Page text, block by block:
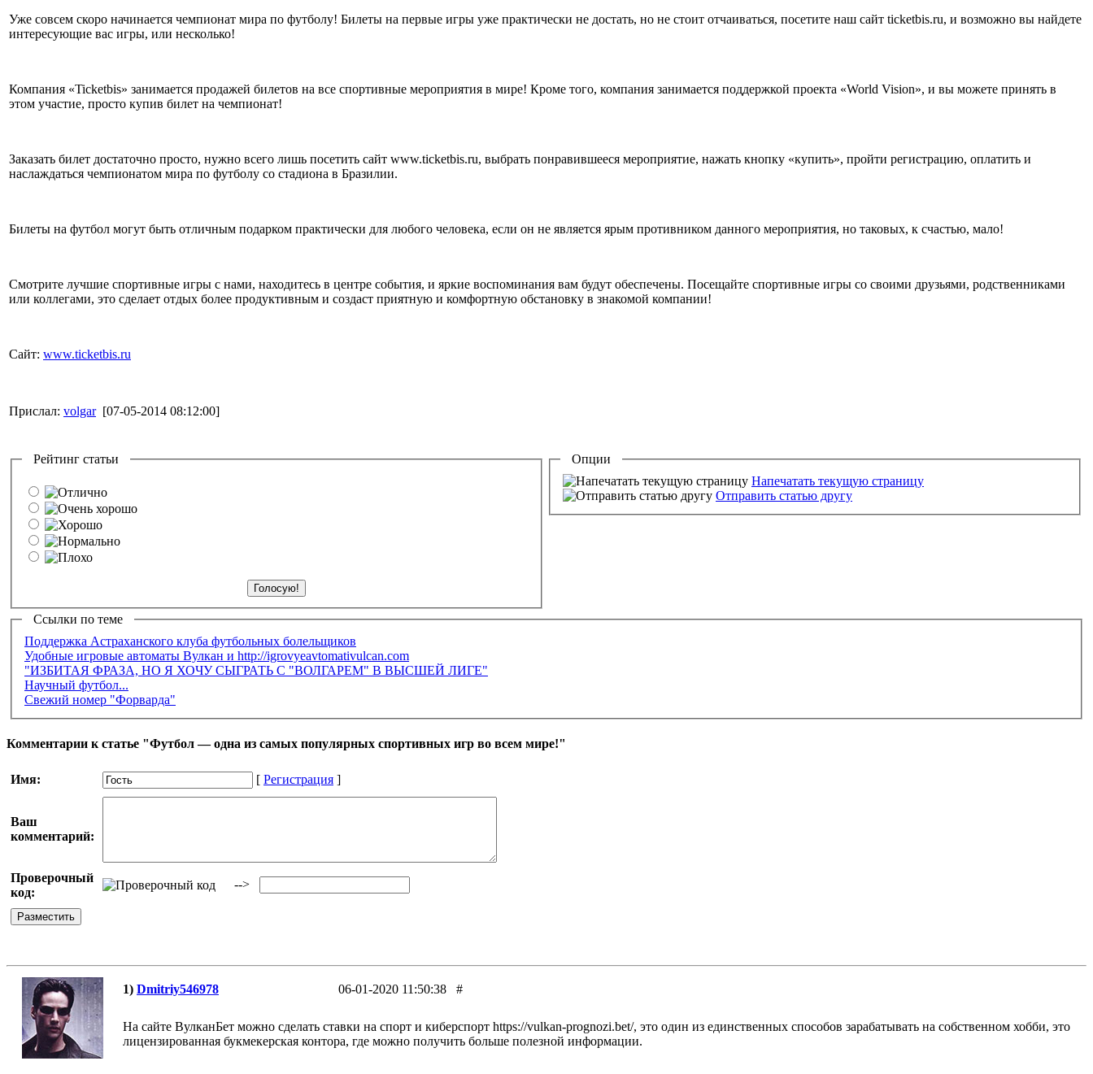
Уже совсем скоро начинается чемпионат мира по футболу! Билеты на первые игры уже практически не достать, но не стоит отчаиваться, посетите наш сайт ticketbis.ru, и возможно вы найдете
интересующие вас игры, или несколько!
Компания «Ticketbis» занимается продажей билетов на все спортивные мероприятия в мире! Кроме того, компания занимается поддержкой проекта «World Vision», и вы можете принять в
этом участие, просто купив билет на чемпионат!
Заказать билет достаточно просто, нужно всего лишь посетить сайт www.ticketbis.ru, выбрать понравившееся мероприятие, нажать кнопку «купить», пройти регистрацию, оплатить и
наслаждаться чемпионатом мира по футболу со стадиона в Бразилии.
Билеты на футбол могут быть отличным подарком практически для любого человека, если он не является ярым противником данного мероприятия, но таковых, к счастью, мало!
Смотрите лучшие спортивные игры с нами, находитесь в центре события, и яркие воспоминания вам будут обеспечены. Посещайте спортивные игры со своими друзьями, родственниками
или коллегами, это сделает отдых более продуктивным и создаст приятную и комфортную обстановку в знакомой компании!
Сайт: www.ticketbis.ru
Прислал: volgar [07-05-2014 08:12:00]
Рейтинг статьи
Опции
Напечатать текущую страницу
Отправить статью другу
Ссылки по теме
Поддержка Астраханского клуба футбольных болельщиков
Удобные игровые автоматы Вулкан и http://igrovyeavtomativulcan.com
"ИЗБИТАЯ ФРАЗА, НО Я ХОЧУ СЫГРАТЬ С "ВОЛГАРЕМ" В ВЫСШЕЙ ЛИГЕ"
Научный футбол...
Свежий номер "Форварда"
Комментарии к статье "Футбол — одна из самых популярных спортивных игр во всем мире!"
Имя: [ Регистрация ]
Ваш
комментарий:
Проверочный
код:
-->
1) Dmitriy546978 06-01-2020 11:50:38 #
На сайте ВулканБет можно сделать ставки на спорт и киберспорт https://vulkan-prognozi.bet/, это один из единственных способов зарабатывать на собственном хобби, это
лицензированная букмекерская контора, где можно получить больше полезной информации.